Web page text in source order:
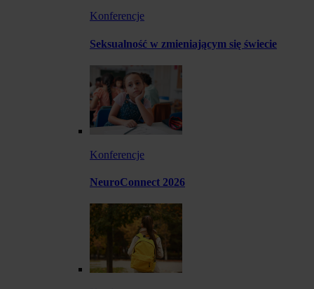
Konferencje
Seksualność w zmieniającym się świecie
Konferencje
NeuroConnect 2026